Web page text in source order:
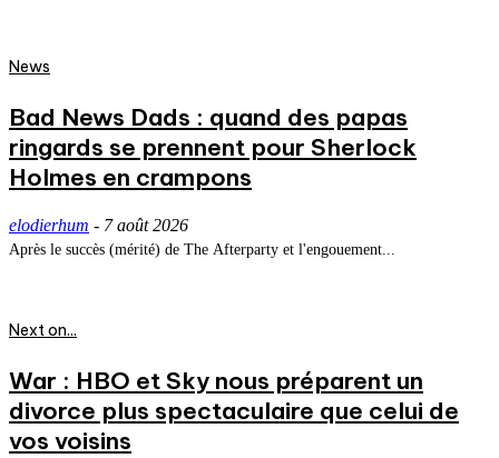
News
Bad News Dads : quand des papas
ringards se prennent pour Sherlock
Holmes en crampons
elodierhum - 7 août 2026
Après le succès (mérité) de The Afterparty et l'engouement...
Next on...
War : HBO et Sky nous préparent un
divorce plus spectaculaire que celui de
vos voisins